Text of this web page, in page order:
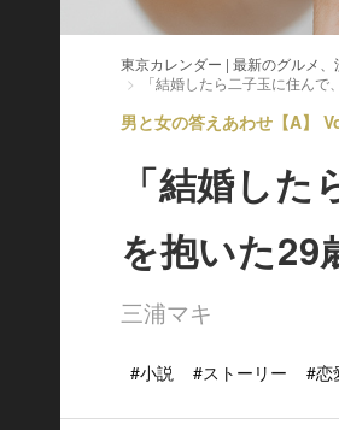
東京カレンダー | 最新のグルメ
「結婚したら二子玉に住ん
男と女の答えあわせ【A】
「結婚し
を抱いた29
三浦マキ
#小説 #ストーリー #恋